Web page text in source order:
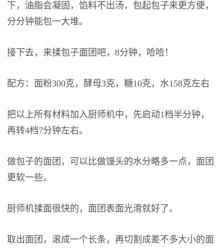
下，油脂会凝固，馅料不出汤，包起包子来更方便，
分分钟能包一大堆。
接下去，来揉包子面团吧，8分钟，哈哈！
配方：面粉300克，酵母3克，糖10克，水158克左右
把以上所有材料加入厨师机中，先启动1档半分钟，
再转4档7分钟左右。
做包子的面团，可以比做馒头的水分略多一点，面团
更软一些。
厨师机揉面很快的，面团表面光滑就好了。
取出面团，滚成一个长条，再切割成差不多大小的面